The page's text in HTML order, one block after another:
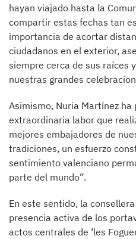
hayan viajado hasta la
compartir estas fechas tan
importancia de acortar
ciudadanos en el exterior,
siempre cerca de sus raíces
nuestras grandes
Asimismo, Nuria Martínez ha
extraordinaria labor que
mejores embajadores de
tradiciones, un esfuerzo
sentimiento valenciano
parte del mundo”.
En este sentido, la
presencia activa de los
actos centrales de ‘les